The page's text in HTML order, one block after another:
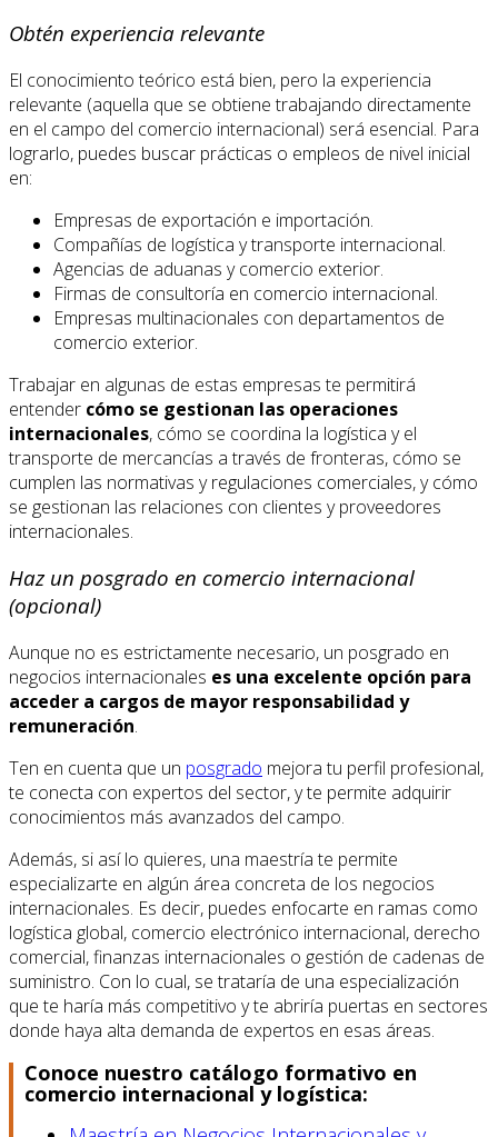
Obtén experiencia relevante
El conocimiento teórico está bien, pero la experiencia
relevante (aquella que se obtiene trabajando directamente
en el campo del comercio internacional) será esencial. Para
lograrlo, puedes buscar prácticas o empleos de nivel inicial
en:
Empresas de exportación e importación.
Compañías de logística y transporte internacional.
Agencias de aduanas y comercio exterior.
Firmas de consultoría en comercio internacional.
Empresas multinacionales con departamentos de
comercio exterior.
Trabajar en algunas de estas empresas te permitirá
entender cómo se gestionan las operaciones
internacionales, cómo se coordina la logística y el
transporte de mercancías a través de fronteras, cómo se
cumplen las normativas y regulaciones comerciales, y cómo
se gestionan las relaciones con clientes y proveedores
internacionales.
Haz un posgrado en comercio internacional
(opcional)
Aunque no es estrictamente necesario, un posgrado en
negocios internacionales es una excelente opción para
acceder a cargos de mayor responsabilidad y
remuneración.
Ten en cuenta que un posgrado mejora tu perfil profesional,
te conecta con expertos del sector, y te permite adquirir
conocimientos más avanzados del campo.
Además, si así lo quieres, una maestría te permite
especializarte en algún área concreta de los negocios
internacionales. Es decir, puedes enfocarte en ramas como
logística global, comercio electrónico internacional, derecho
comercial, finanzas internacionales o gestión de cadenas de
suministro. Con lo cual, se trataría de una especialización
que te haría más competitivo y te abriría puertas en sectores
donde haya alta demanda de expertos en esas áreas.
Conoce nuestro catálogo formativo en
comercio internacional y logística: